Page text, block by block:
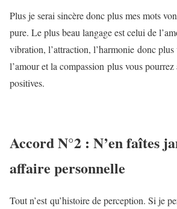
Plus je serai sincère donc plus mes mots
pure. Le plus beau langage est celui de
vibration, l’attraction, l’harmonie donc plus
l’amour et la compassion plus vous pourrez
positives.
Accord N°2 : N’en faîtes
affaire personnelle
Tout n’est qu’histoire de perception. Si je